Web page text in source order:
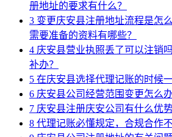
册地址的要求有什么？
3 变更庆安县注册地址流程是怎
需要准备的资料有哪些？
4 庆安县营业执照丢了可以注销
补办？
5 在庆安县选择代理记账的时候
6 庆安县公司经营范围变更怎么
7 庆安县注册庆安公司有什么优势
8 代理记账必懂规定，合规合作